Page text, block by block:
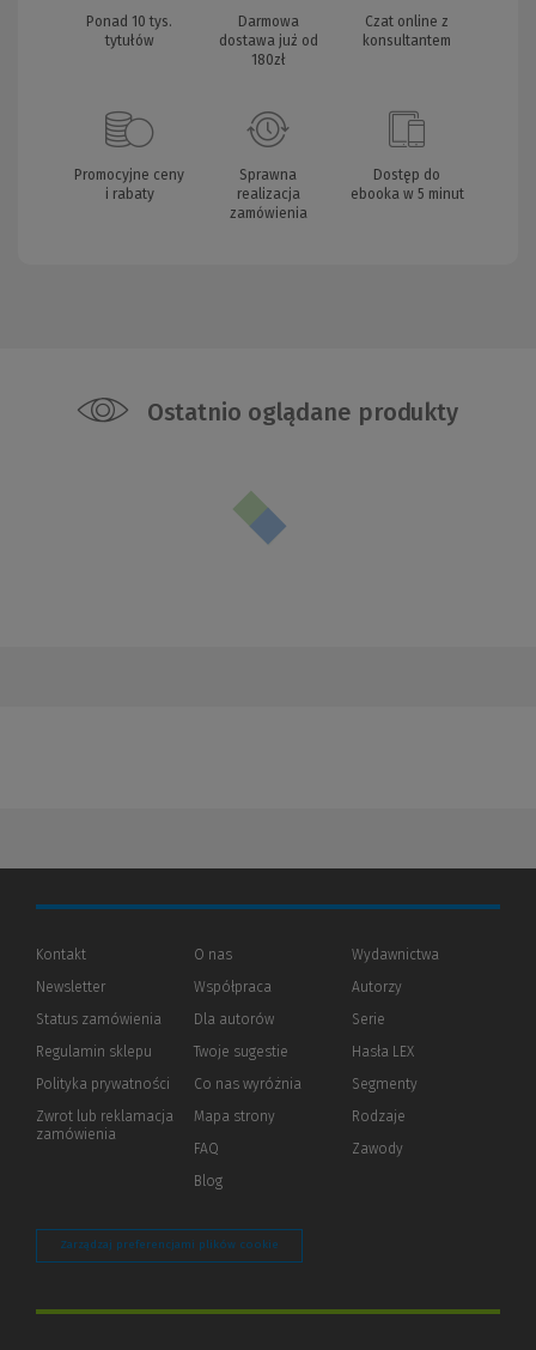
Ponad 10 tys.
tytułów
Darmowa
dostawa już od
180zł
Czat online z
konsultantem
Promocyjne ceny
i rabaty
Sprawna
realizacja
zamówienia
Dostęp do
ebooka w 5 minut
Ostatnio oglądane produkty
Kontakt
Newsletter
Status zamówienia
Regulamin sklepu
Polityka prywatności (Nowe
(Link
innej
Zwrot lub reklamacja
zamówienia
O nas
Współpraca
Dla autorów(Nowe
(Link
innej
Twoje sugestie
Co nas wyróżnia
Mapa strony
FAQ
Blog
Wydawnictwa
Autorzy
Serie
Hasła LEX
Segmenty
Rodzaje
Zawody
Zarządzaj preferencjami plików cookie